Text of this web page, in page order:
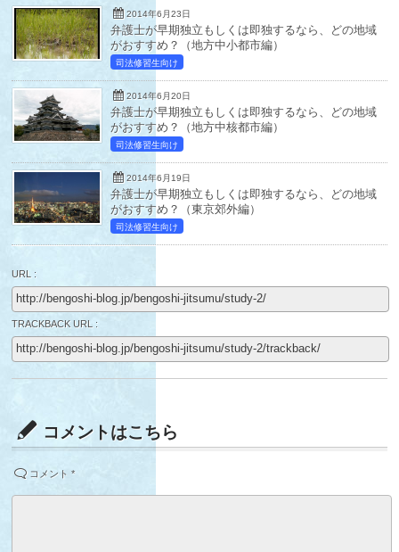
2014年6月23日
弁護士が早期独立もしくは即独するなら、どの地域
がおすすめ？（地方中小都市編）
司法修習生向け
2014年6月20日
弁護士が早期独立もしくは即独するなら、どの地域
がおすすめ？（地方中核都市編）
司法修習生向け
2014年6月19日
弁護士が早期独立もしくは即独するなら、どの地域
がおすすめ？（東京郊外編）
司法修習生向け
URL :
TRACKBACK URL :
コメントはこちら
コメント *